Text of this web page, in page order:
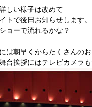
しい様子は改めて
トで後日お知らせします。
ョーで流れるかな？
は朝早くからたくさんの
台挨拶にはテレビカメラ